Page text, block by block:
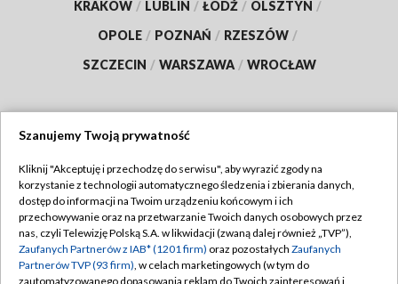
KRAKÓW / LUBLIN / ŁÓDŹ / OLSZTYN /
OPOLE / POZNAŃ / RZESZÓW /
SZCZECIN / WARSZAWA / WROCŁAW
TVP
Abonament TVP
Emisja w TVP
Centrum informacji TVP
Regulamin TVP
Polityka prywatności
Moje zgody
Szanujemy Twoją prywatność
Kliknij "Akceptuję i przechodzę do serwisu", aby wyrazić zgody na
korzystanie z technologii automatycznego śledzenia i zbierania danych,
dostęp do informacji na Twoim urządzeniu końcowym i ich
przechowywanie oraz na przetwarzanie Twoich danych osobowych przez
nas, czyli Telewizję Polską S.A. w likwidacji (zwaną dalej również „TVP”),
Zaufanych Partnerów z IAB* (1201 firm) oraz pozostałych Zaufanych
Partnerów TVP (93 firm), w celach marketingowych (w tym do
zautomatyzowanego dopasowania reklam do Twoich zainteresowań i